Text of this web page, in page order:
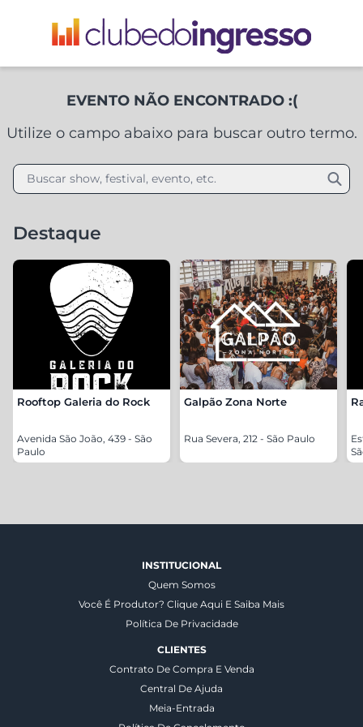
EVENTO NÃO ENCONTRADO :(
Utilize o campo abaixo para buscar outro termo.
Buscar show, festival, evento, etc.
Destaque
Rooftop Galeria do Rock
Avenida São João, 439 - São
Paulo
Galpão Zona Norte
Rua Severa, 212 - São Paulo
INSTITUCIONAL
Quem Somos
Você É Produtor? Clique Aqui E Saiba Mais
Política De Privacidade
CLIENTES
Contrato De Compra E Venda
Central De Ajuda
Meia-Entrada